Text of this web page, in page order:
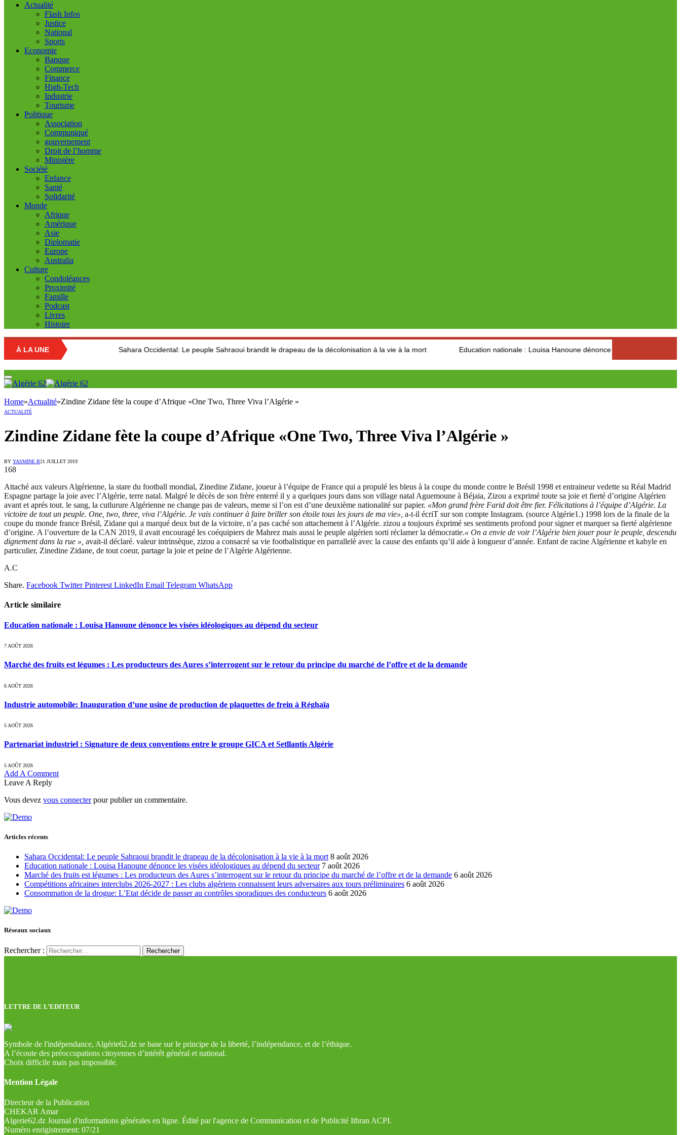
Actualité
Flash Infos
Justice
National
Sports
Economie
Banque
Commerce
Finance
High-Tech
Industrie
Tourisme
Politique
Association
Communiqué
gouvernement
Droit de l’homme
Ministère
Société
Enfance
Santé
Solidarité
Monde
Afrique
Amérique
Asie
Diplomatie
Europe
Australia
Culture
Condoléances
Proximité
Famille
Podcast
Livres
Histoire
À LA UNE Sahara Occidental: Le peuple Sahraoui brandit le drapeau de la décolonisation à la vie à la mort Education nationale : Louisa Hanoune dénonce les visées idéologiques au dépend
Home»Actualité»Zindine Zidane fète la coupe d’Afrique «One Two, Three Viva l’Algérie »
ACTUALITÉ
Zindine Zidane fète la coupe d’Afrique «One Two, Three Viva l’Algérie »
BY YASMINE B21 JUILLET 2019
168
Attaché aux valeurs Algérienne, la stare du football mondial, Zinedine Zidane, joueur à l’équipe de France qui a propulé les bleus à la coupe du monde contre le Brésil 1998 et entraineur vedette su Réal Madrid
Espagne partage la joie avec l’Algérie, terre natal. Malgré le dècès de son frère enterré il y a quelques jours dans son village natal Aguemoune à Béjaia, Zizou a exprimé toute sa joie et fierté d’origine Algérien
avant et aprés tout. le sang, la cutlurure Algérienne ne change pas de valeurs, meme si l’on est d’une deuxième nationalité sur papier. «Mon grand frère Farid doit être fier. Félicitations à l’équipe d’Algérie. La
victoire de tout un peuple. One, two, three, viva l’Algérie. Je vais continuer à faire briller son étoile tous les jours de ma vie», a-t-il écriT sur son compte Instagram. (source Algérie1.) 1998 lors de la finale de la
coupe du monde france Brésil, Zidane qui a marqué deux but de la victoire, n’a pas caché son attachement à l’Algérie. zizou a toujours éxprimé ses sentiments profond pour signer et marquer sa fierté algérienne
d’origine. A l’ouverture de la CAN 2019, il avait encouragé les coéquipiers de Mahrez mais aussi le peuple algérien sorti réclamer la démocratie.« On a envie de voir l’Algérie bien jouer pour le peuple, descendu
dignement dans la rue », avait-il déclaré. valeur intrinsèque, zizou a consacré sa vie footbalistique en parrallelè avec la cause des enfants qu’il aide à longueur d’année. Enfant de racine Algérienne et kabyle en
particulier, Zinedine Zidane, de tout coeur, partage la joie et peine de l’Algérie Algérienne.
A.C
Share. Facebook Twitter Pinterest LinkedIn Email Telegram WhatsApp
Article similaire
Education nationale : Louisa Hanoune dénonce les visées idéologiques au dépend du secteur
7 AOÛT 2026
Marché des fruits est légumes : Les producteurs des Aures s’interrogent sur le retour du principe du marché de l’offre et de la demande
6 AOÛT 2026
Industrie automobile: Inauguration d’une usine de production de plaquettes de frein à Réghaïa
5 AOÛT 2026
Partenariat industriel : Signature de deux conventions entre le groupe GICA et Setllantis Algérie
5 AOÛT 2026
Add A Comment
Leave A Reply
Vous devez vous connecterpour publier un commentaire.
Articles récents
Sahara Occidental: Le peuple Sahraoui brandit le drapeau de la décolonisation à la vie à la mort 8 août 2026
Education nationale : Louisa Hanoune dénonce les visées idéologiques au dépend du secteur 7 août 2026
Marché des fruits est légumes : Les producteurs des Aures s’interrogent sur le retour du principe du marché de l’offre et de la demande 6 août 2026
Compétitions africaines interclubs 2026-2027 : Les clubs algériens connaissent leurs adversaires aux tours préliminaires 6 août 2026
Consommation de la drogue: L’Etat décide de passer au contrôles sporadiques des conducteurs 6 août 2026
Réseaux sociaux
Rechercher :
LETTRE DE L’EDITEUR
Symbole de l'indépendance, Algérie62.dz se base sur le principe de la liberté, l’indépendance, et de l’éthique.
A l’écoute des préoccupations citoyennes d’intérêt général et national.
Choix difficile mais pas impossible.
Mention Légale
Directeur de la Publication
CHEKAR Amar
Algerie62.dz Journal d'informations générales en ligne. Édité par l'agence de Communication et de Publicité Ithran ACPI.
Numéro enrigistrement: 07/21